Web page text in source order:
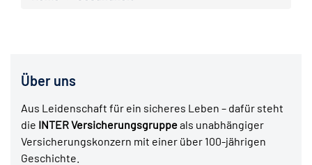
Über uns
Aus Leidenschaft für ein sicheres Leben – dafür steht
die INTER Versicherungsgruppeals unabhängiger
Versicherungskonzern mit einer über 100-jährigen
Geschichte.